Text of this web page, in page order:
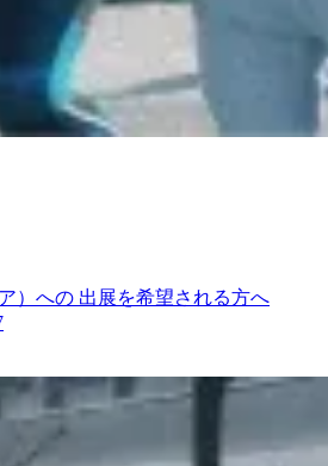
）への 出展を希望される方へ